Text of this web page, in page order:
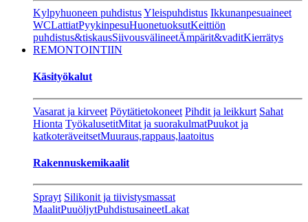
Kylpyhuoneen puhdistusYleispuhdistus Ikkunanpesuaineet
WCLattiatPyykinpesuHuonetuoksutKeittiön
puhdistus&tiskausSiivousvälineetÄmpärit&vaditKierrätys
REMONTOINTIIN
Käsityökalut
Vasarat ja kirveet Pöytätietokoneet Pihdit ja leikkurt Sahat
Hionta TyökalusetitMitat ja suorakulmatPuukot ja
katkoteräveitsetMuuraus,rappaus,laatoitus
Rakennuskemikaalit
Sprayt Silikonit ja tiivistysmassat
MaalitPuuöljytPuhdistusaineetLakat